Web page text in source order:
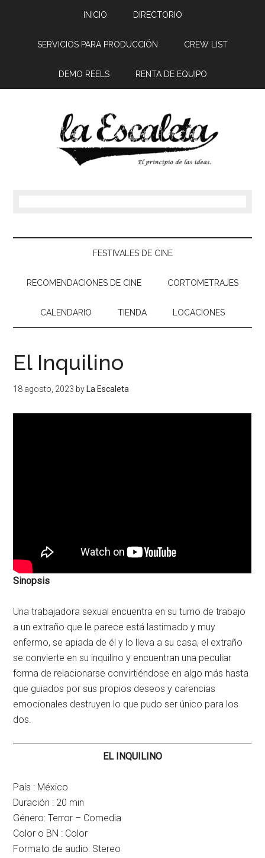
INICIO DIRECTORIO
SERVICIOS PARA PRODUCCIÓN CREW LIST
DEMO REELS RENTA DE EQUIPO
FESTIVALES DE CINE
RECOMENDACIONES DE CINE CORTOMETRAJES
CALENDARIO TIENDA LOCACIONES
El Inquilino
18 agosto, 2023 by La Escaleta
Sinopsis
Una trabajadora sexual encuentra en su turno de trabajo
a un extraño que le parece está lastimado y muy
enfermo, se apiada de él y lo lleva a su casa, el extraño
se convierte en su inquilino y encuentran una peculiar
forma de relacionarse convirtiéndose en algo más hasta
que guiados por sus propios deseos y carencias
emocionales destruyen lo que pudo ser único para los
dos.
EL INQUILINO
País : México
Duración : 20 min
Género: Terror – Comedia
Color o BN : Color
Formato de audio: Stereo